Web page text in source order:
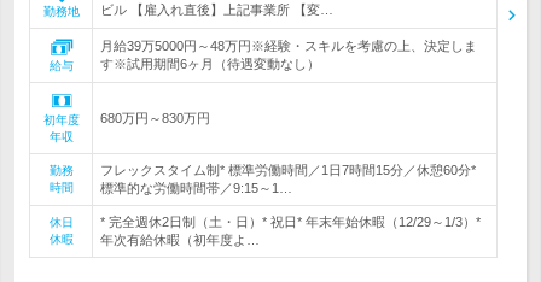
勤務地
ビル 【雇入れ直後】上記事業所 【変…
給与
月給39万5000円～48万円※経験・スキルを考慮の上、決定しま
す※試用期間6ヶ月（待遇変動なし）
初年度
年収
680万円～830万円
勤務
時間
フレックスタイム制* 標準労働時間／1日7時間15分／休憩60分*
標準的な労働時間帯／9:15～1…
休日
休暇
* 完全週休2日制（土・日）* 祝日* 年末年始休暇（12/29～1/3）*
年次有給休暇（初年度よ…